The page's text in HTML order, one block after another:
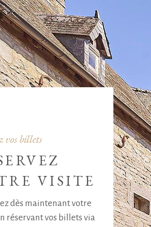
vos billets
VISITE
dès maintenant votre
réservant vos billets via